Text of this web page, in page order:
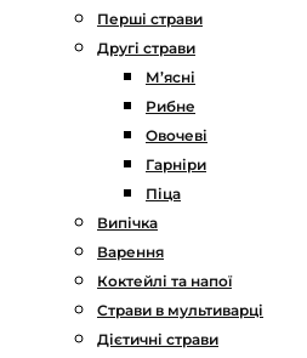
Перші страви
Другі страви
М’ясні
Рибне
Овочеві
Гарніри
Піца
Випічка
Варення
Коктейлі та напої
Страви в мультиварці
Дієтичні страви